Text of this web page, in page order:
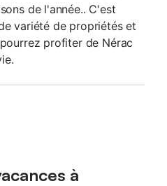
de l'année.. C'est
variété de propriétés et
profiter de Nérac
à